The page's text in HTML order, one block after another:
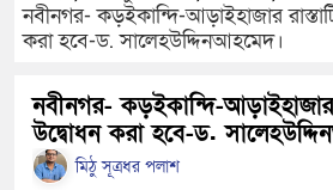
গ্রেফতার ৫
নবীনগরের
নবীনগর- কড়ইকান্দি-আড়াইহাজার
করা হবে-ড. সালেহউদ্দিনআহমেদ।
নবীনগর- কড়ইকান্দি-আড়াইহাজার
উদ্বোধন করা হবে-ড.
মিঠু সূত্রধর পলাশ